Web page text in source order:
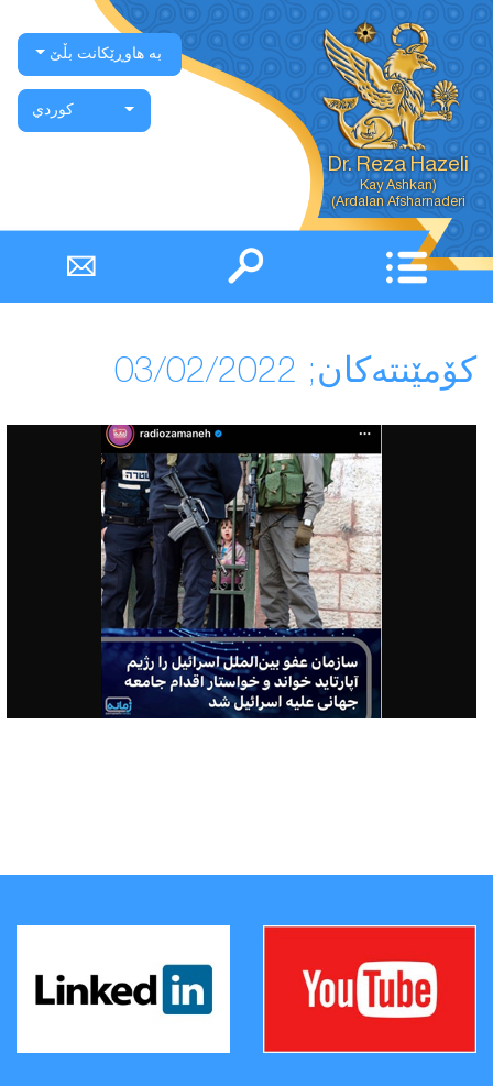
Dr. Reza Hazeli
Ardalan Afsharnaderi)
بە هاوڕێکانت بڵێ
كوردي
كۆمێنتەكان; 03/02/2022